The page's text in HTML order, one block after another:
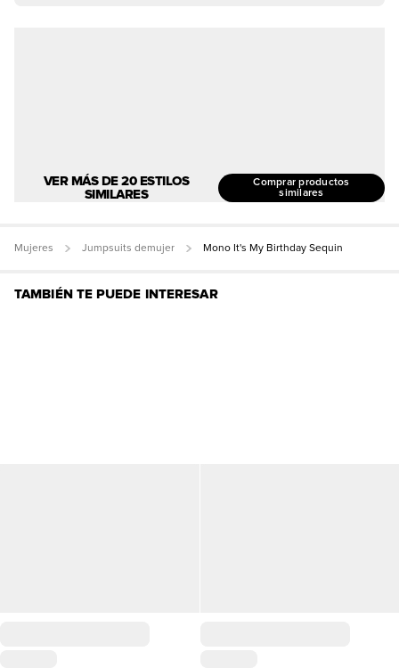
VER MÁS DE 20 ESTILOS
SIMILARES
Comprar productos
similares
Mujeres Jumpsuits demujer Mono It's My Birthday Sequin
TAMBIÉN TE PUEDE INTERESAR